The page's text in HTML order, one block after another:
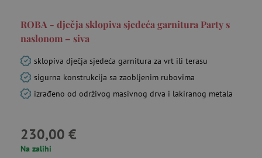
ROBA - dječja sklopiva sjedeća garnitura Party s
naslonom – siva
sklopiva dječja sjedeća garnitura za vrt ili terasu
sigurna konstrukcija sa zaobljenim rubovima
izrađeno od održivog masivnog drva i lakiranog metala
230,00 €
Na zalihi